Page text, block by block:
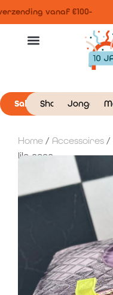
vanaf €100-
Sale Shop Jongens
Home / Accessoires /
lila neon